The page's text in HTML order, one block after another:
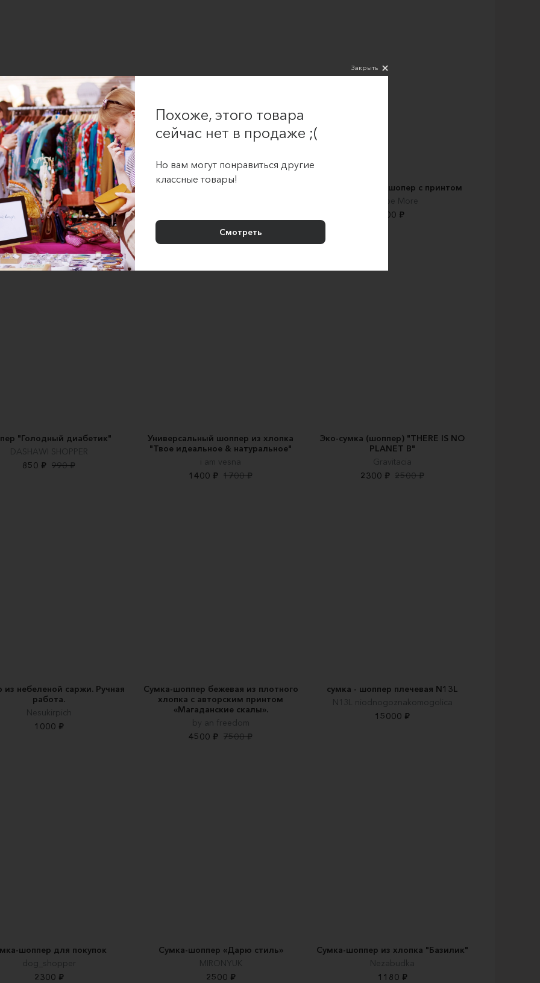
льняной шоппер "Так и не
стал"
Lesles
700 ₽ 1100 ₽
Cумка шоппер авоська
Льняная сумка шопер с принтом
Теплое More
800 ₽
"Голодный диабетик"
DASHAWI SHOPPER
850 ₽ 990 ₽
Универсальный шоппер из хлопка
"Твое идеальное & натуральное"
i am vesna
1400 ₽ 1700 ₽
Эко-сумка (шоппер) "THERE IS NO
PLANET B"
Gravitacia
2300 ₽ 2500 ₽
небеленой саржи. Ручная
работа.
Nesukirpich
1000 ₽
Сумка-шоппер бежевая из плотного
хлопка с авторским принтом
«Магаданские скалы».
by an freedom
4500 ₽ 7500 ₽
сумка - шоппер плечевая N13L
N13L niodnogoznakomogolica
15000 ₽
шоппер для покупок
dog_shopper
2300 ₽
Сумка-шоппер «Дарю стиль»
MIRONYUK
2500 ₽
Сумка-шоппер из хлопка "Базилик"
Nezabudka
1180 ₽
Закрыть
Похоже, этого товара
сейчас нет в продаже ;(
Но вам могут понравиться другие
классные товары!
Смотреть